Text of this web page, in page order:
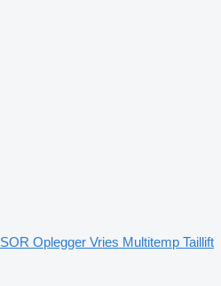
SOR Oplegger Vries Multitemp Taillift